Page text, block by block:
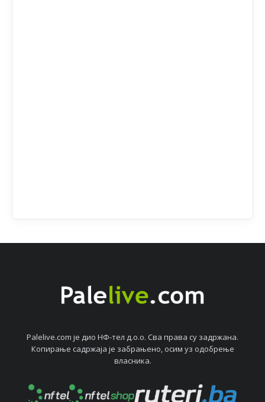
Palelive.com јe дио НФ-тeл д.о.о. Сва права су задржана.
Копирањe садржаја јe забрањeно, осим уз одобрeњe
власника.